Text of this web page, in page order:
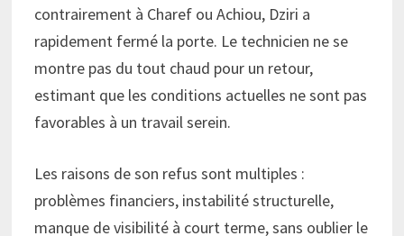
contrairement à Charef ou Achiou, Dziri a
rapidement fermé la porte. Le technicien ne se
montre pas du tout chaud pour un retour,
estimant que les conditions actuelles ne sont pas
favorables à un travail serein.
Les raisons de son refus sont multiples :
problèmes financiers, instabilité structurelle,
manque de visibilité à court terme, sans oublier le